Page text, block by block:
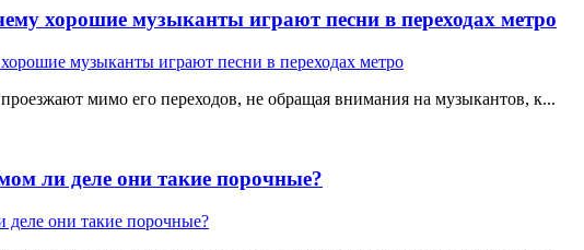
хорошие музыканты играют песни в переходах метро
мимо его переходов, не обращая внимания на музыкантов, к...
ли деле они такие порочные?